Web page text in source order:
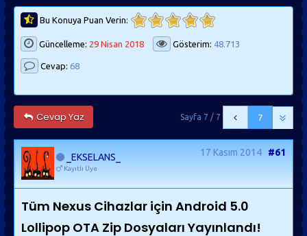
Bu Konuya Puan Verin:
Güncelleme: 29 Nisan 2018 Gösterim: 48.713
Cevap: 68
Cevap Yaz 7
Sayfa 7 / 7
_EKSELANS_
Kayıtlı Üye
17 Kasım 2014 #61
Tüm Nexus Cihazlar için Android 5.0
Lollipop OTA Zip Dosyaları Yayınlandı!